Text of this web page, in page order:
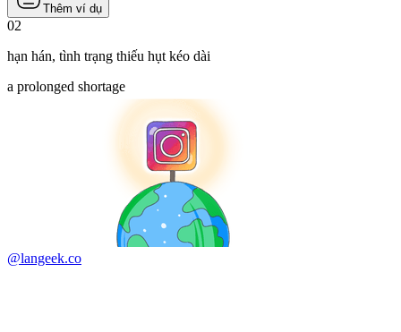
Thêm ví dụ
02
hạn hán, tình trạng thiếu hụt kéo dài
a prolonged shortage
@langeek.co